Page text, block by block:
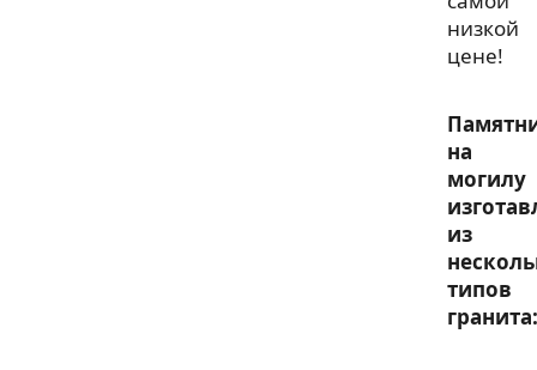
низкой
цене!
на
могилу
из
типов
гранита: